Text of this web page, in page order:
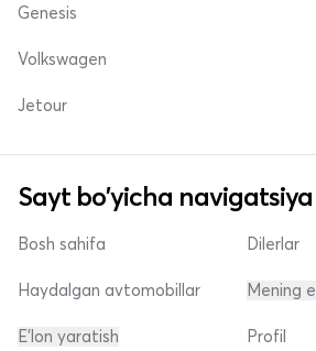
Genesis
Volkswagen
Jetour
Sayt bo'yicha
Bosh sahifa
Haydalgan avtomobillar
E'lon yaratish
Dilerlar
Mening
Profil